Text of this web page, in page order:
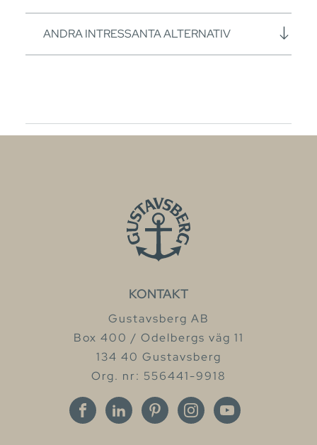
ANDRA INTRESSANTA ALTERNATIV
KONTAKT
Gustavsberg AB
Box 400 / Odelbergs väg 11
134 40 Gustavsberg
Org. nr: 556441-9918